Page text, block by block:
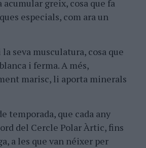
greix, cosa que fa
especials, com ara un
seva musculatura, cosa que
i ferma. A més,
marisc, li aporta minerals
temporada, que cada any
del Cercle Polar Àrtic, fins
a les que van néixer per